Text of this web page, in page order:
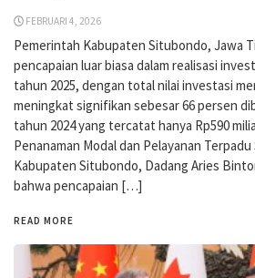
FEBRUARI 4, 2026
Pemerintah Kabupaten Situbondo, Jawa
pencapaian luar biasa dalam realisasi
tahun 2025, dengan total nilai investasi
meningkat signifikan sebesar 66 persen
tahun 2024 yang tercatat hanya Rp590
Penanaman Modal dan Pelayanan
Kabupaten Situbondo, Dadang Aries
bahwa pencapaian […]
READ MORE